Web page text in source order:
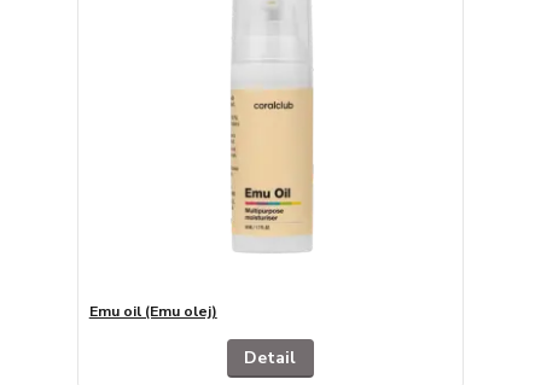
Emu oil (Emu olej)
Detail